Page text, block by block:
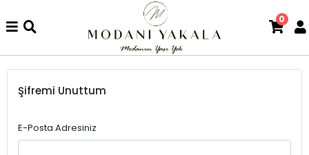
0
Şifremi Unuttum
E-Posta Adresiniz